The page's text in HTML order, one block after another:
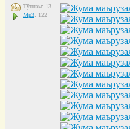
Тўплам: 13
Mp3: 122